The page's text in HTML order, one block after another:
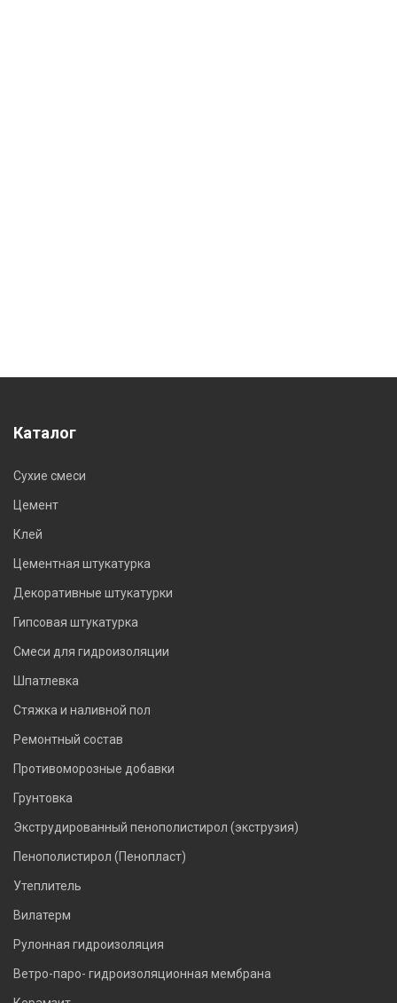
Каталог
Сухие смеси
Цемент
Клей
Цементная штукатурка
Декоративные штукатурки
Гипсовая штукатурка
Смеси для гидроизоляции
Шпатлевка
Стяжка и наливной пол
Ремонтный состав
Противоморозные добавки
Грунтовка
Экструдированный пенополистирол (экструзия)
Пенополистирол (Пенопласт)
Утеплитель
Вилатерм
Рулонная гидроизоляция
Ветро-паро- гидроизоляционная мембрана